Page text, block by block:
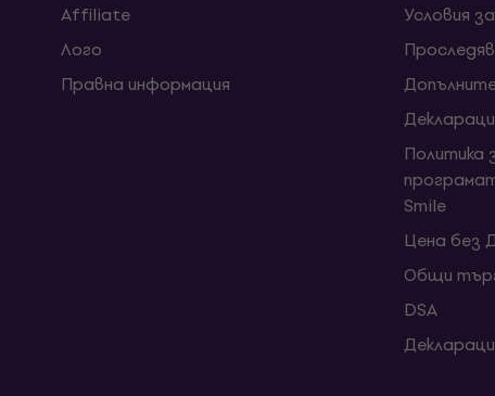
Affiliate
Лого
Правна информация
Условия
Политика
Smile
Цена без
Общи
DSA